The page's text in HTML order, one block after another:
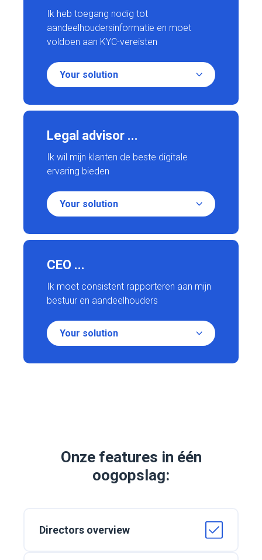
Ik heb toegang nodig tot
aandeelhoudersinformatie en moet
voldoen aan KYC-vereisten
Your solution
Legal advisor ...
Ik wil mijn klanten de beste digitale
ervaring bieden
Your solution
CEO ...
Ik moet consistent rapporteren aan mijn
bestuur en aandeelhouders
Your solution
Onze features in één
oogopslag:
Directors overview